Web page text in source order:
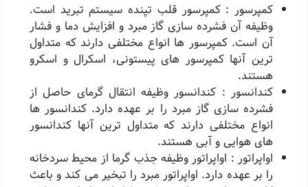
کمپرسور : کمپرسور قلب تپنده سیستم تبرید است.
وظیفه آن فشرده ‌سازی گاز مبرد و افزایش دما و فشار
آن است. کمپرسور ها انواع مختلفی دارند که متداول‌
ترین آنها کمپرسور های پیستونی، اسکرال و اسکرو
هستند.
کندانسور : کندانسور وظیفه انتقال گرمای حاصل از
فشرده ‌سازی گاز مبرد را بر عهده دارد. کندانسور ها
انواع مختلفی دارند که متداول ‌ترین آنها کندانسور
های هوایی و آبی هستند.
اواپراتور : اواپراتور وظیفه جذب گرما از محیط سردخانه
را بر عهده دارد. اواپراتور مبرد را تبخیر می ‌کند و باعث